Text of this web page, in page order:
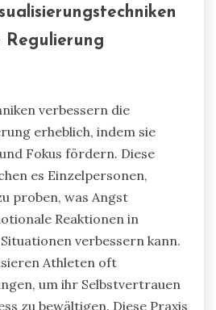
Regulierung
verbessern die
erheblich, indem sie
Fokus fördern. Diese
es Einzelpersonen,
proben, was Angst
Reaktionen in
verbessern kann.
Athleten oft
um ihr Selbstvertrauen
zu bewältigen. Diese Praxis